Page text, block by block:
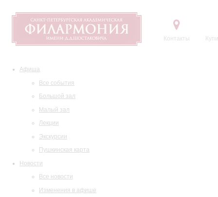
Контакты
Афиша
Все события
Большой зал
Малый зал
Лекции
Экскурсии
Пушкинская карта
Новости
Все новости
Изменения в афише